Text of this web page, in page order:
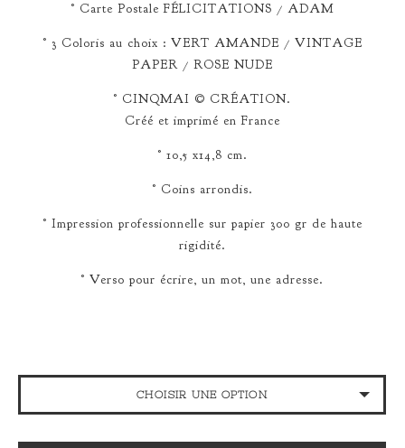
° Carte Postale FÉLICITATIONS / ADAM
° 3 Coloris au choix : VERT AMANDE / VINTAGE
PAPER / ROSE NUDE
° CINQMAI © CRÉATION.
Créé et imprimé en France
° 10,5 x14,8 cm.
° Coins arrondis.
° Impression professionnelle sur papier 300 gr de haute
rigidité.
° Verso pour écrire, un mot, une adresse.
CHOISIR UNE OPTION